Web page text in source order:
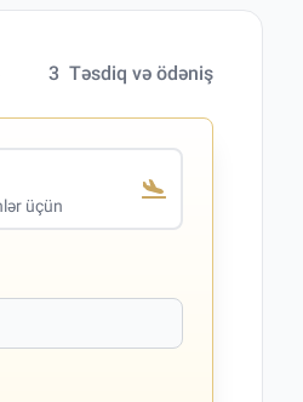
3 Təsdiq və ödəniş
üçün